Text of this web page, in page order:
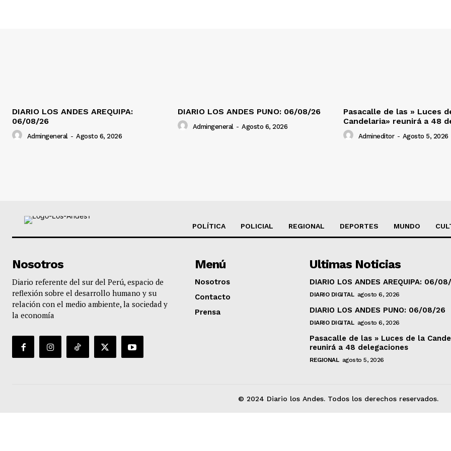
DIARIO LOS ANDES AREQUIPA:
06/08/26
Admingeneral - Agosto 6, 2026
DIARIO LOS ANDES PUNO: 06/08/26
Admingeneral - Agosto 6, 2026
Pasacalle de las » Luces
Candelaria» reunirá a 48
Admineditor - Agosto 5, 2026
POLÍTICA POLICIAL REGIONAL DEPORTES MUNDO
Nosotros
Diario referente del sur del Perú, espacio de
reflexión sobre el desarrollo humano y su
relación con el medio ambiente, la sociedad y
la economía
Menú
Nosotros
Contacto
Prensa
Ultimas Noticias
DIARIO LOS ANDES AREQUIPA: 06/
DIARIO DIGITAL agosto 6, 2026
DIARIO LOS ANDES PUNO: 06/08/26
DIARIO DIGITAL agosto 6, 2026
Pasacalle de las » Luces de la
reunirá a 48 delegaciones
REGIONAL agosto 5, 2026
© 2024 Diario los Andes. Todos los derechos reservados.